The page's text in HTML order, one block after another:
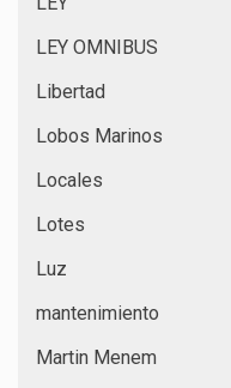
LEY OMNIBUS
Libertad
Lobos Marinos
Locales
Lotes
Luz
mantenimiento
Martin Menem